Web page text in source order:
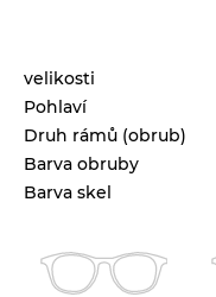
velikosti
Pohlaví
Druh rámů (obrub)
Barva obruby
Barva skel